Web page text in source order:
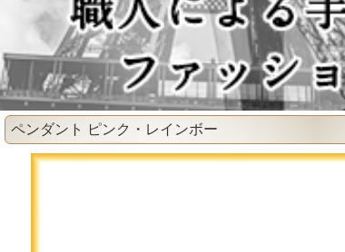
ペンダント ピンク・レインボー